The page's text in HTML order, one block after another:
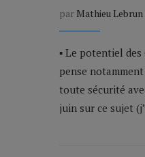
par Mathieu Lebrun
▪ Le potentiel
pense
toute sécurité
juin sur ce sujet